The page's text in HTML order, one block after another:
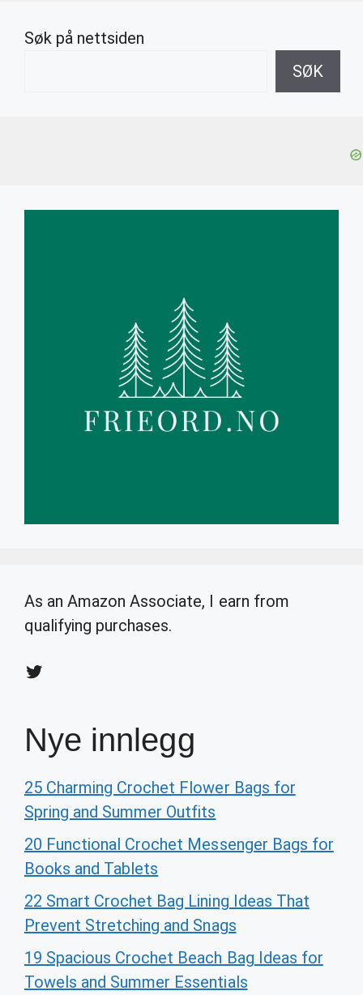
Søk på nettsiden
SØK
As an Amazon Associate, I earn from
qualifying purchases.
Twitter
Nye innlegg
25 Charming Crochet Flower Bags for
Spring and Summer Outfits
20 Functional Crochet Messenger Bags for
Books and Tablets
22 Smart Crochet Bag Lining Ideas That
Prevent Stretching and Snags
19 Spacious Crochet Beach Bag Ideas for
Towels and Summer Essentials